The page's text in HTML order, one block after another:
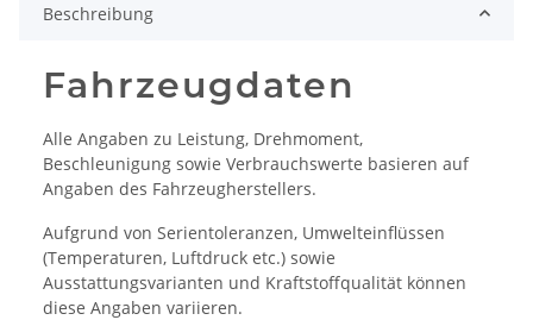
Beschreibung
Fahrzeugdaten
Alle Angaben zu Leistung, Drehmoment,
Beschleunigung sowie Verbrauchswerte basieren auf
Angaben des Fahrzeugherstellers.
Aufgrund von Serientoleranzen, Umwelteinflüssen
(Temperaturen, Luftdruck etc.) sowie
Ausstattungsvarianten und Kraftstoffqualität können
diese Angaben variieren.